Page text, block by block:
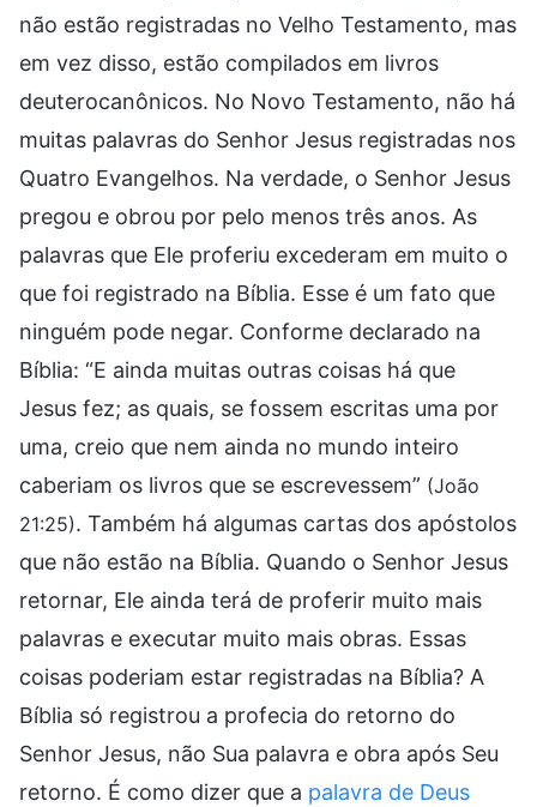
não estão registradas no Velho Testamento, mas
em vez disso, estão compilados em livros
deuterocanônicos. No Novo Testamento, não há
muitas palavras do Senhor Jesus registradas nos
Quatro Evangelhos. Na verdade, o Senhor Jesus
pregou e obrou por pelo menos três anos. As
palavras que Ele proferiu excederam em muito o
que foi registrado na Bíblia. Esse é um fato que
ninguém pode negar. Conforme declarado na
Bíblia: “E ainda muitas outras coisas há que
Jesus fez; as quais, se fossem escritas uma por
uma, creio que nem ainda no mundo inteiro
caberiam os livros que se escrevessem” (João
21:25). Também há algumas cartas dos apóstolos
que não estão na Bíblia. Quando o Senhor Jesus
retornar, Ele ainda terá de proferir muito mais
palavras e executar muito mais obras. Essas
coisas poderiam estar registradas na Bíblia? A
Bíblia só registrou a profecia do retorno do
Senhor Jesus, não Sua palavra e obra após Seu
retorno. É como dizer que a palavra de Deus